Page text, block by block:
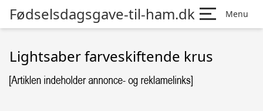
Fødselsdagsgave-til-ham.dk Menu
Lightsaber farveskiftende krus